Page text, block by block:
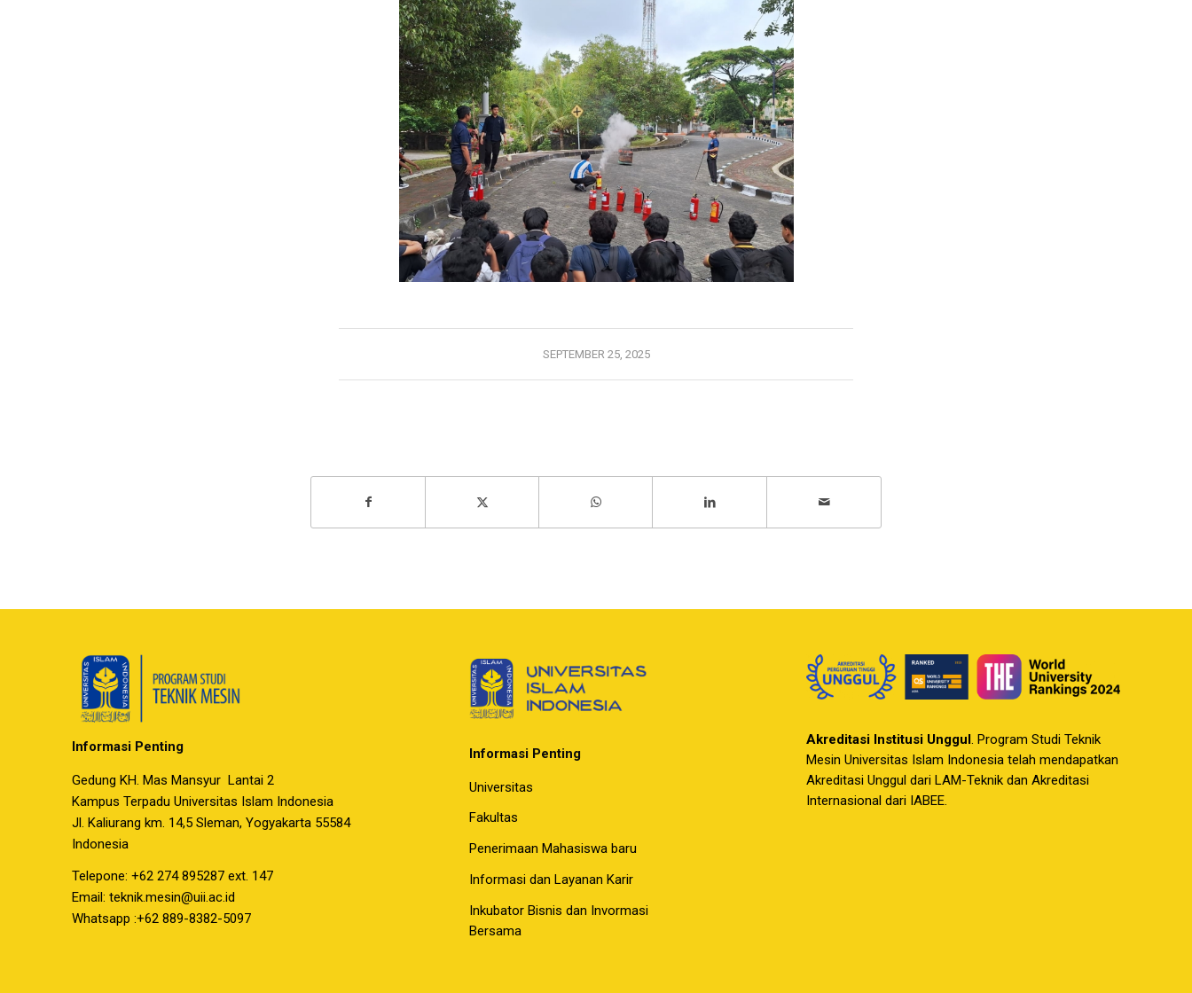
SEPTEMBER 25, 2025
Informasi Penting
Gedung KH. Mas Mansyur Lantai 2
Kampus Terpadu Universitas Islam Indonesia
Jl. Kaliurang km. 14,5 Sleman, Yogyakarta 55584
Indonesia
Telepone: +62 274 895287 ext. 147
Email: teknik.mesin@uii.ac.id
Whatsapp :+62 889-8382-5097
Informasi Penting
Universitas
Fakultas
Penerimaan Mahasiswa baru
Informasi dan Layanan Karir
Inkubator Bisnis dan Invormasi
Bersama
Akreditasi Institusi Unggul. Program Studi Teknik
Mesin Universitas Islam Indonesia telah mendapatkan
Akreditasi Unggul dari LAM-Teknik dan Akreditasi
Internasional dari IABEE.